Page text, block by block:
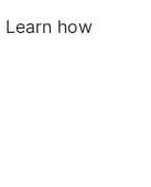
Learn how